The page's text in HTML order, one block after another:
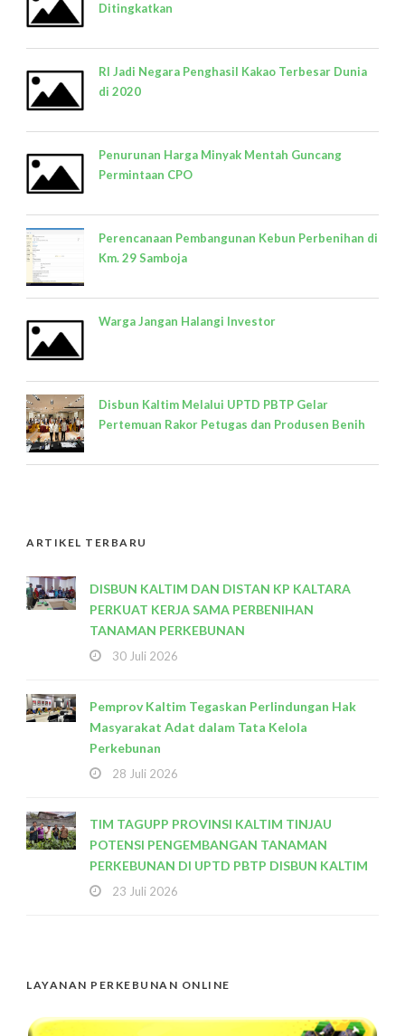
Ditingkatkan
RI Jadi Negara Penghasil Kakao Terbesar Dunia
di 2020
Penurunan Harga Minyak Mentah Guncang
Permintaan CPO
Perencanaan Pembangunan Kebun Perbenihan di
Km. 29 Samboja
Warga Jangan Halangi Investor
Disbun Kaltim Melalui UPTD PBTP Gelar
Pertemuan Rakor Petugas dan Produsen Benih
ARTIKEL TERBARU
DISBUN KALTIM DAN DISTAN KP KALTARA
PERKUAT KERJA SAMA PERBENIHAN
TANAMAN PERKEBUNAN
30 Juli 2026
Pemprov Kaltim Tegaskan Perlindungan Hak
Masyarakat Adat dalam Tata Kelola
Perkebunan
28 Juli 2026
TIM TAGUPP PROVINSI KALTIM TINJAU
POTENSI PENGEMBANGAN TANAMAN
PERKEBUNAN DI UPTD PBTP DISBUN KALTIM
23 Juli 2026
LAYANAN PERKEBUNAN ONLINE